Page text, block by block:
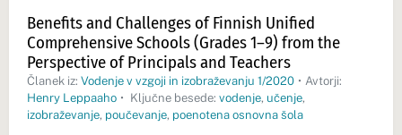
Benefits and Challenges of Finnish Unified
Comprehensive Schools (Grades 1–9) from the
Perspective of Principals and Teachers
Članek iz: Vodenje v vzgoji in izobraževanju 1/2020 • Avtorji:
Henry Leppaaho • Ključne besede: vodenje, učenje,
izobraževanje, poučevanje, poenotena osnovna šola